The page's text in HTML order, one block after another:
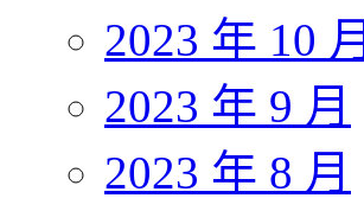
2023 年 10 月
2023 年 9 月
2023 年 8 月